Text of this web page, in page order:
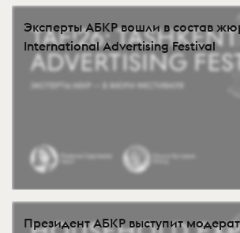
Эксперты АБКР вошли в состав
International Advertising Festival
Президент АБКР выступит